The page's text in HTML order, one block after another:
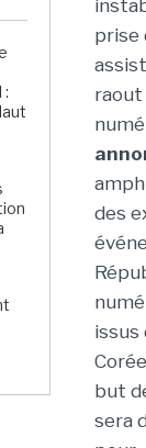
:
prise
raout
des
issus
but
sera